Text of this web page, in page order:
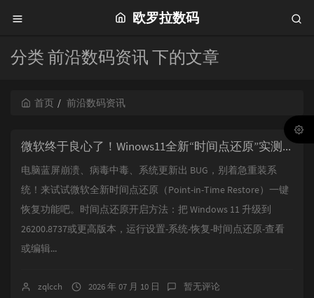
欧罗拉数码
分类 前沿数码资讯 下的文章
首页 前沿数码资讯
微软终于良心了！Winows11全新“时间点还原”实测：官方的超强一键还原！（Point-in-Time Restore）
电脑蓝屏崩溃、病毒中毒、系统更新出 BUG，别着急重装系
统！来试试微软全新时间点还原（Point-in-Time Restore）一键
恢复功能吧。时间点还原开启方法：把 Windows 11 升级到
26200.8737或更高版本，运行设置-系统-恢复-时间点还原-查看
或编辑...
zqlcch 2026 年 07 月 10 日 暂无评论